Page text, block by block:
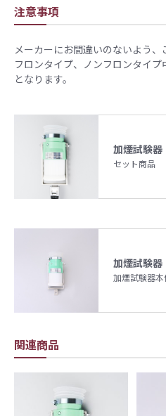
関連商品
注意事項
メーカーにお間違いのないよう、
フロンタイプ、ノンフロンタイ
となります。
加煙試験器
セット商品
加煙試験器
加煙試験器本